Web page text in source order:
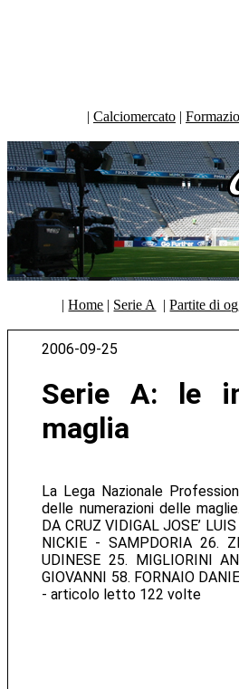
| Calciomercato |
|Home | Serie A |Partite di
2006-09-25
Serie A: le
maglia
La Lega Nazionale
delle numerazioni delle
DA CRUZ VIDIGAL JOSE’
NICKIE - SAMPDORIA 26.
UDINESE 25. MIGLIORINI
GIOVANNI 58. FORNAIO
- articolo letto 122 volte